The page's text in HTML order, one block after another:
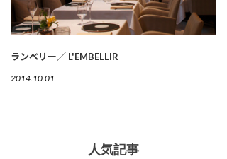
ランベリー／ L'EMBELLIR
2014.10.01
人気記事